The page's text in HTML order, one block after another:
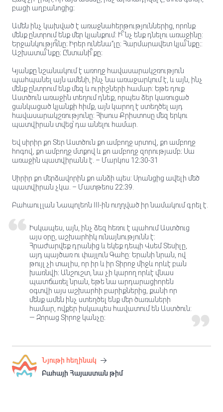
բացի աղբանոցից։
Ամեն ինչ կախված է առաջնահերթություններից, որոնք
մենք ընտրում ենք մեր կյանքում: Ի՞նչ ենք դնելու առաջինը:
Երջանկությո՞ւնը։ Իրեր ունենա”լը։ Հարմարավետ կյա՞նքը։:
Աշխատա՞նքը։ Ընտանի՞քը։
Կյանքը նշանակում է առողջ հավասարակշռություն
պահպանել այն ամենի, ինչ նա առաջարկում է, և այն, ինչ
մենք ընտրում ենք մեզ և ուրիշների համար: Եթե դուք
Աստծուն առաջին տեղում դնեք, որպես ձեր կառուցած
ցանկացած կյանքի հիմք, այն կարող է ստեղծել այդ
հավասարակշռությունը: Հիսուս Քրիստոսը մեզ երկու
պատվիրան տվեց՝ դա անելու համար.
Եվ սիրիր քո Տեր Աստծուն քո ամբողջ սրտով, քո ամբողջ
հոգով, քո ամբողջ մտքով և քո ամբողջ զորությամբ։ Սա
առաջին պատվիրանն է. – Մարկոս 12։30-31
Սիրիր քո մերձավորին քո անձի պես: Սրանցից ավելի մեծ
պատվիրան չկա. – Մատթեոս 22։39.
Բահաուլլան Նապոլեոն III-ին ուղղված իր նամակում գրել է.
Իսկապես, այն, ինչ ձեզ հեռու է պահում Աստծուց
այս օրը, աշխարհիկ ունայնությունն է:
Հրաժարվեք դրանից և եկեք դեպի Վսեմ Տեսիլը,
այդ պայծառ ու փայլուն Գահը: Երանի նրան, ով
թույլ չի տալիս, որ իր և իր Տիրոջ միջև որևէ բան
խառնվի։ Անշուշտ, նա չի կարող որևէ վնաս
պատճառել նրան, եթե նա արդարացիորեն
օգտվի այս աշխարհի բարիքներից, քանի որ
մենք ամեն ինչ ստեղծել ենք մեր ծառաների
համար, ովքեր իսկապես հավատում են Աստծուն:
— Զորաց Տիրոջ կանչը։
Նյութի հեղինակ
Բահայի Հայաստան թիմ